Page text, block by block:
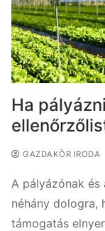
Ha
GAZDAKÖR IRODA
A pályázónak
néhány dologra,
támogatás